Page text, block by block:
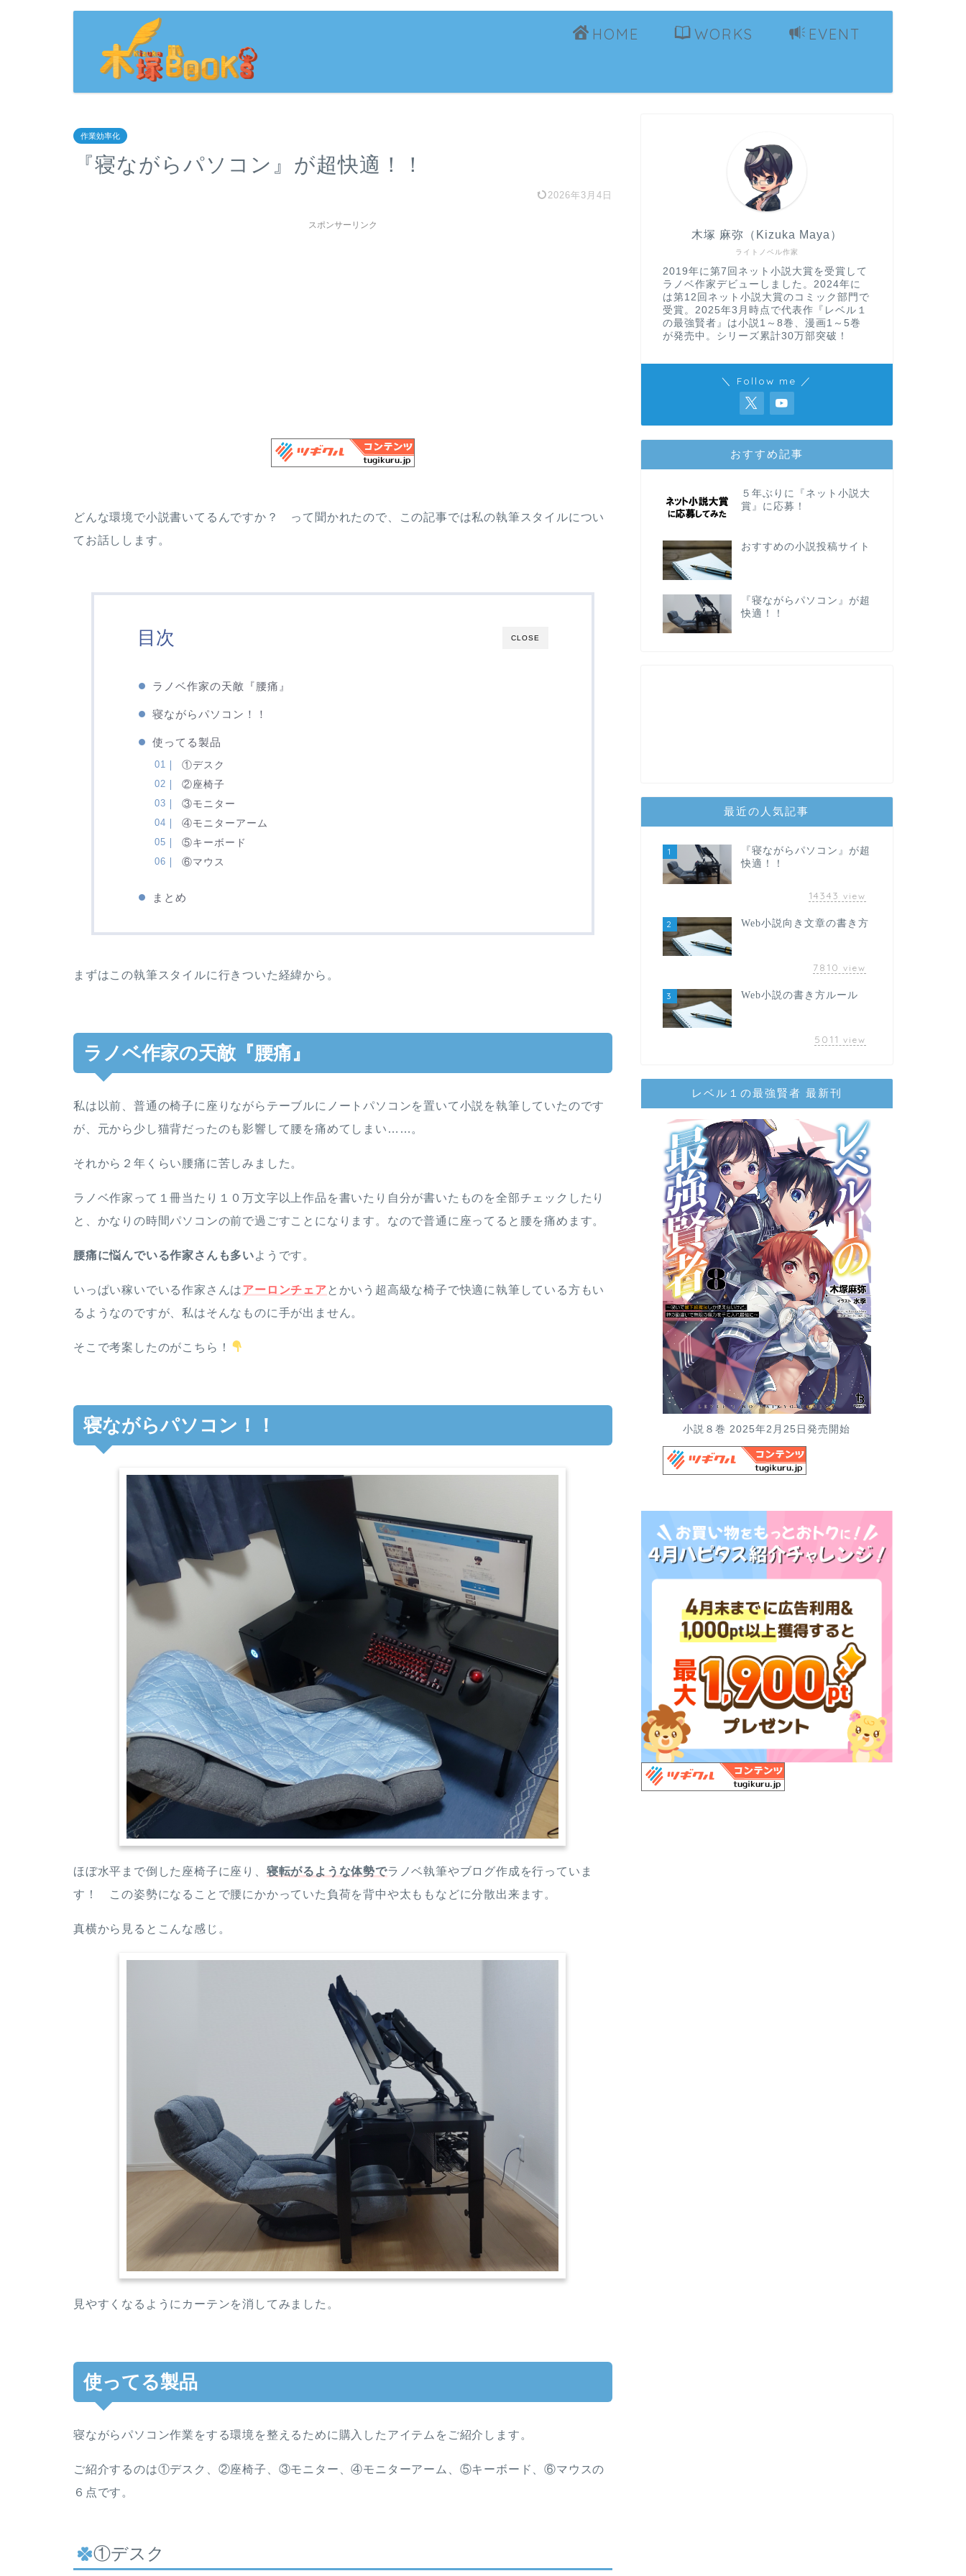
HOME WORKS EVENT
作業効率化
『寝ながらパソコン』が超快適！！
2026年3月4日
スポンサーリンク
どんな環境で小説書いてるんですか？ って聞かれたので、この記事では私の執筆スタイルについ
てお話しします。
CLOSE
目次
ラノベ作家の天敵『腰痛』
寝ながらパソコン！！
使ってる製品
①デスク
②座椅子
③モニター
④モニターアーム
⑤キーボード
⑥マウス
まとめ
まずはこの執筆スタイルに行きついた経緯から。
ラノベ作家の天敵『腰痛』
私は以前、普通の椅子に座りながらテーブルにノートパソコンを置いて小説を執筆していたのです
が、元から少し猫背だったのも影響して腰を痛めてしまい……。
それから２年くらい腰痛に苦しみました。
ラノベ作家って１冊当たり１０万文字以上作品を書いたり自分が書いたものを全部チェックしたり
と、かなりの時間パソコンの前で過ごすことになります。なので普通に座ってると腰を痛めます。
腰痛に悩んでいる作家さんも多いようです。
いっぱい稼いでいる作家さんはアーロンチェア とかいう超高級な椅子で快適に執筆している方もい
るようなのですが、私はそんなものに手が出ません。
そこで考案したのがこちら！
寝ながらパソコン！！
ほぼ水平まで倒した座椅子に座り、 寝転がるような体勢でラノベ執筆やブログ作成を行っていま
す！ この姿勢になることで腰にかかっていた負荷を背中や太ももなどに分散出来ます。
真横から見るとこんな感じ。
見やすくなるようにカーテンを消してみました。
使ってる製品
寝ながらパソコン作業をする環境を整えるために購入したアイテムをご紹介します。
ご紹介するのは①デスク、②座椅子、③モニター、④モニターアーム、⑤キーボード、⑥マウスの
６点です。
①デスク
ライトノベル作家
木塚 麻弥（Kizuka Maya）
2019年に第7回ネット小説大賞を受賞して
ラノベ作家デビューしました。2024年に
は第12回ネット小説大賞のコミック部門で
受賞。2025年3月時点で代表作『レベル１
の最強賢者』は小説1～8巻、漫画1～5巻
が発売中。シリーズ累計30万部突破！
＼ Follow me ／
おすすめ記事
５年ぶりに『ネット小説大
賞』に応募！
おすすめの小説投稿サイト
『寝ながらパソコン』が超
快適！！
最近の人気記事
1
『寝ながらパソコン』が超
快適！！
14343 view
2 Web小説向き文章の書き方
7810 view
3 Web小説の書き方ルール
5011 view
レベル１の最強賢者 最新刊
小説８巻 2025年2月25日発売開始